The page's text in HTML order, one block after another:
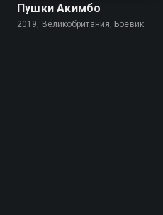
Пушки Акимбо
2019, Великобритания, Боевик